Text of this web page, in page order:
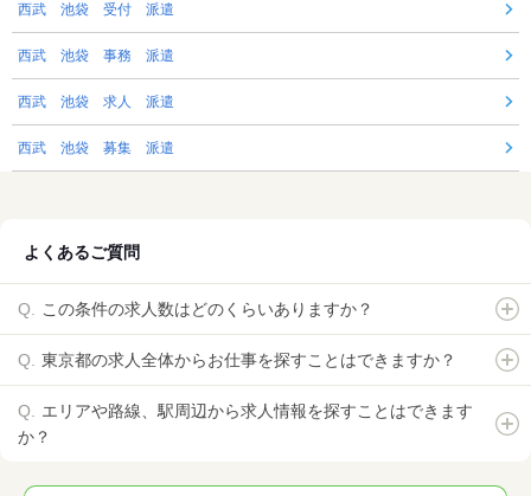
西武 池袋 受付 派遣
西武 池袋 事務 派遣
西武 池袋 求人 派遣
西武 池袋 募集 派遣
よくあるご質問
この条件の求人数はどのくらいありますか？
東京都の求人全体からお仕事を探すことはできますか？
エリアや路線、駅周辺から求人情報を探すことはできます
か？